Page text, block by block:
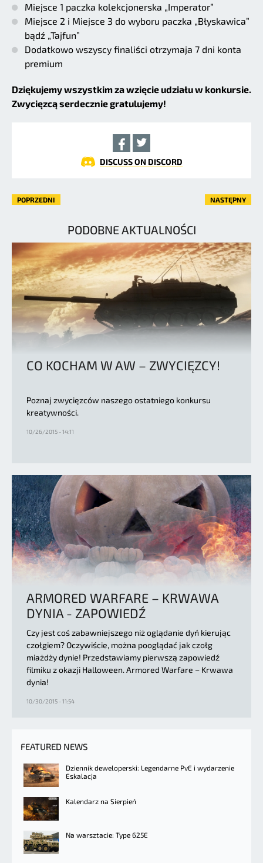
Miejsce 1 paczka kolekcjonerska „Imperator”
Miejsce 2 i Miejsce 3 do wyboru paczka „Błyskawica”
bądź „Tajfun”
Dodatkowo wszyscy finaliści otrzymaja 7 dni konta
premium
Dziękujemy wszystkim za wzięcie udziału w konkursie.
Zwycięzcą serdecznie gratulujemy!
DISCUSS ON DISCORD
POPRZEDNI NASTĘPNY
PODOBNE AKTUALNOŚCI
CO KOCHAM W AW – ZWYCIĘZCY!
Poznaj zwycięzców naszego ostatniego konkursu
kreatywności.
10/26/2015 - 14:11
ARMORED WARFARE – KRWAWA
DYNIA - ZAPOWIEDŹ
Czy jest coś zabawniejszego niż oglądanie dyń kierując
czołgiem? Oczywiście, można pooglądać jak czołg
miażdży dynie! Przedstawiamy pierwszą zapowiedź
filmiku z okazji Halloween. Armored Warfare – Krwawa
dynia!
10/30/2015 - 11:54
FEATURED NEWS
Dziennik deweloperski: Legendarne PvE i wydarzenie
Eskalacja
Kalendarz na Sierpień
Na warsztacie: Type 625E